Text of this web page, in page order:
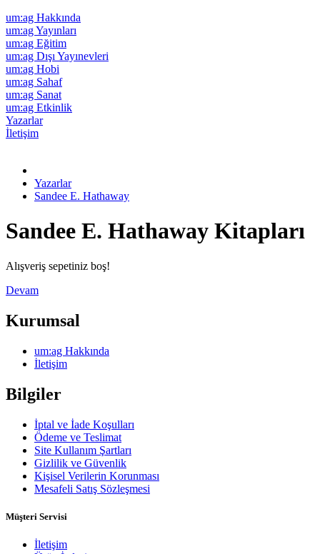
um:ag Hakkında
um:ag Yayınları
um:ag Eğitim
um:ag Dışı Yayınevleri
um:ag Hobi
um:ag Sahaf
um:ag Sanat
um:ag Etkinlik
Yazarlar
İletişim
Yazarlar
Sandee E. Hathaway
Sandee E. Hathaway Kitapları
Alışveriş sepetiniz boş!
Devam
Kurumsal
um:ag Hakkında
İletişim
Bilgiler
İptal ve İade Koşulları
Ödeme ve Teslimat
Site Kullanım Şartları
Gizlilik ve Güvenlik
Kişisel Verilerin Korunması
Mesafeli Satış Sözleşmesi
Müşteri Servisi
İletişim